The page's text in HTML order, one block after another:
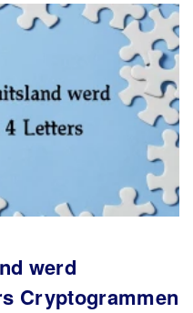
werd
Cryptogrammen